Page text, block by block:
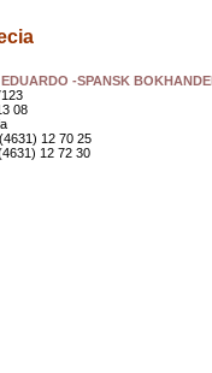
-SPANSK
08
12 70 25
12 72 30